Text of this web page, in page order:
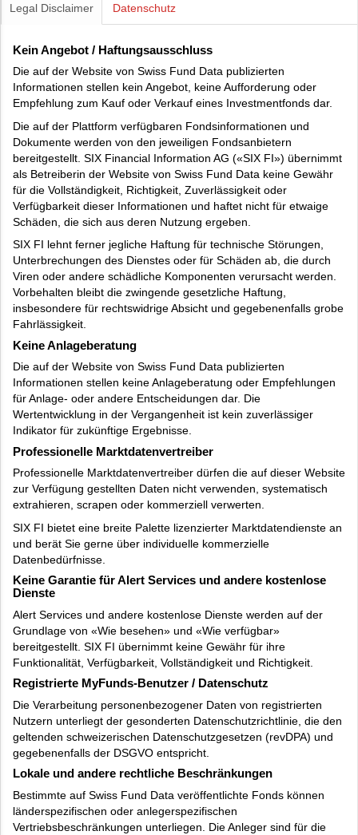
Legal Disclaimer Datenschutz
Kein Angebot / Haftungsausschluss
Die auf der Website von Swiss Fund Data publizierten
Informationen stellen kein Angebot, keine Aufforderung oder
Empfehlung zum Kauf oder Verkauf eines Investmentfonds dar.
Die auf der Plattform verfügbaren Fondsinformationen und
Dokumente werden von den jeweiligen Fondsanbietern
bereitgestellt. SIX Financial Information AG («SIX FI») übernimmt
als Betreiberin der Website von Swiss Fund Data keine Gewähr
für die Vollständigkeit, Richtigkeit, Zuverlässigkeit oder
Verfügbarkeit dieser Informationen und haftet nicht für etwaige
Schäden, die sich aus deren Nutzung ergeben.
SIX FI lehnt ferner jegliche Haftung für technische Störungen,
Unterbrechungen des Dienstes oder für Schäden ab, die durch
Viren oder andere schädliche Komponenten verursacht werden.
Vorbehalten bleibt die zwingende gesetzliche Haftung,
insbesondere für rechtswidrige Absicht und gegebenenfalls grobe
Fahrlässigkeit.
Keine Anlageberatung
Die auf der Website von Swiss Fund Data publizierten
Informationen stellen keine Anlageberatung oder Empfehlungen
für Anlage- oder andere Entscheidungen dar. Die
Wertentwicklung in der Vergangenheit ist kein zuverlässiger
Indikator für zukünftige Ergebnisse.
Professionelle Marktdatenvertreiber
Professionelle Marktdatenvertreiber dürfen die auf dieser Website
zur Verfügung gestellten Daten nicht verwenden, systematisch
extrahieren, scrapen oder kommerziell verwerten.
SIX FI bietet eine breite Palette lizenzierter Marktdatendienste an
und berät Sie gerne über individuelle kommerzielle
Datenbedürfnisse.
Keine Garantie für Alert Services und andere kostenlose
Dienste
Alert Services und andere kostenlose Dienste werden auf der
Grundlage von «Wie besehen» und «Wie verfügbar»
bereitgestellt. SIX FI übernimmt keine Gewähr für ihre
Funktionalität, Verfügbarkeit, Vollständigkeit und Richtigkeit.
Registrierte MyFunds-Benutzer / Datenschutz
Die Verarbeitung personenbezogener Daten von registrierten
Nutzern unterliegt der gesonderten Datenschutzrichtlinie, die den
geltenden schweizerischen Datenschutzgesetzen (revDPA) und
gegebenenfalls der DSGVO entspricht.
Lokale und andere rechtliche Beschränkungen
Bestimmte auf Swiss Fund Data veröffentlichte Fonds können
länderspezifischen oder anlegerspezifischen
Vertriebsbeschränkungen unterliegen. Die Anleger sind für die